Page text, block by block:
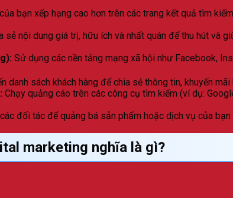
bạn xếp hạng cao hơn trên các trang kết quả tìm
sẻ nội dung giá trị, hữu ích và nhất quán để thu hút và
Sử dụng các nền tảng mạng xã hội như Facebook,
danh sách khách hàng để chia sẻ thông tin, khuyến
Chạy quảng cáo trên các công cụ tìm kiếm (ví dụ:
đối tác để quảng bá sản phẩm hoặc dịch vụ của
marketing nghĩa là gì?